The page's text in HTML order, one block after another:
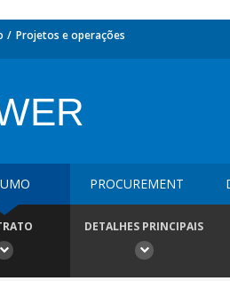
Projetos e operações
PROCUREMENT
DETALHES PRINCIPAIS